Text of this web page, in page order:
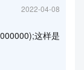
2022-04-08
这样是